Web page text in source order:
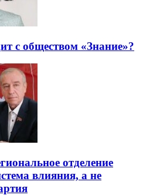
с обществом «Знание»?
отделение
влияния, а не